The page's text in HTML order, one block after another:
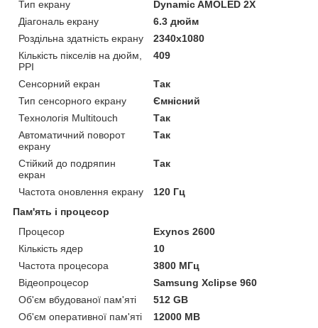
Тип екрану
Dynamic AMOLED 2X
Діагональ екрану
6.3 дюйм
Роздільна здатність екрану
2340x1080
Кількість пікселів на дюйм,
PPI
409
Сенсорний екран
Так
Тип сенсорного екрану
Ємнісний
Технологія Multitouch
Так
Автоматичний поворот
екрану
Так
Стійкий до подряпин
екран
Так
Частота оновлення екрану
120 Гц
Пам'ять і процесор
Процесор
Exynos 2600
Кількість ядер
10
Частота процесора
3800 МГц
Відеопроцесор
Samsung Xclipse 960
Об'єм вбудованої пам'яті
512 GB
Об'єм оперативної пам'яті
12000 MB